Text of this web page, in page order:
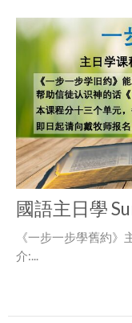
國語主日學
《一步一步學舊約》
介:...